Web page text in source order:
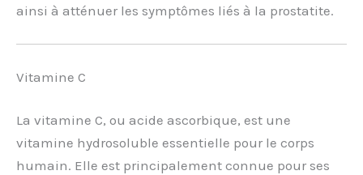
ainsi à atténuer les symptômes liés à la prostatite.
Vitamine C
La vitamine C, ou acide ascorbique, est une
vitamine hydrosoluble essentielle pour le corps
humain. Elle est principalement connue pour ses